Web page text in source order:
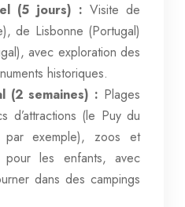
(5 jours) : Visite de
de Lisbonne (Portugal)
avec exploration des
historiques.
(2 semaines) : Plages
d’attractions (le Puy du
exemple), zoos et
pour les enfants, avec
dans des campings